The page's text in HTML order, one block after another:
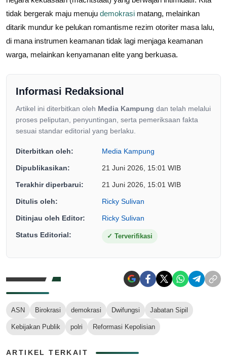
tidak bergerak maju menuju demokrasi matang, melainkan
ditarik mundur ke pelukan romantisme rezim otoriter masa lalu,
di mana instrumen keamanan tidak lagi menjaga keamanan
warga, melainkan kenyamanan elite yang berkuasa.
Informasi Redaksional
Artikel ini diterbitkan oleh Media Kampung dan telah melalui
proses peliputan, penyuntingan, serta pemeriksaan fakta
sesuai standar editorial yang berlaku.
Diterbitkan oleh: Media Kampung
Dipublikasikan: 21 Juni 2026, 15:01 WIB
Terakhir diperbarui: 21 Juni 2026, 15:01 WIB
Ditulis oleh: Ricky Sulivan
Ditinjau oleh Editor: Ricky Sulivan
Status Editorial: ✓ Terverifikasi
ASN Birokrasi demokrasi Dwifungsi Jabatan Sipil
Kebijakan Publik polri Reformasi Kepolisian
ARTIKEL TERKAIT